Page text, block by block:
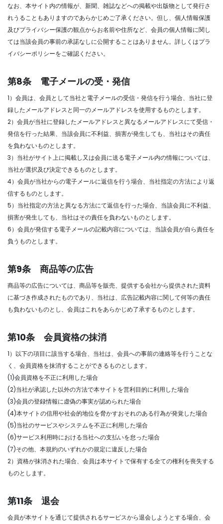
なお、本サイト内の情報が、新聞、雑誌などへの掲載や出版物として発行さ
れうることもありますのであらかじめご了承ください。但し、個人情報保護
及びプライバシー保護の観点からお名前や住所など、会員の個人情報に関し
ては当該会員の事前の承諾なしに公開することはありません。詳しくはプラ
イバシーポリシーをご確認ください。
第8条 電子メールの受・発信
1）会員は、会員として当社と電子メールの受信・発信を行う場合、当社に登
録したメールアドレスと同一のメールアドレスを使用するものとします。
2）会員が当社に登録したメールアドレスと異なるメールアドレスにて受信・
発信を行った結果、当該会員に不利益、損害が発生しても、当社はその責任
を負わないものとします。
3）当社がサイト上に掲載し又は会員に送る電子メール内の情報については、
当社が選択及び決定できるものとします。
4）会員が当社からの電子メールに返信を行う場合、当社指定の方法により返
信するものとします。
5）当社指定の方法と異なる方法にて返信を行った場合、当該会員に不利益、
損害が発生しても、当社はその責任を負わないものとします。
6）会員が発信する電子メールの記載内容については、当該会員が自ら責任を
負うものとします。
第9条 商品等の広告
商品等の広告については、商品等を販売、提供する会社から提供された資料
に基づき作成されたものであり、当社は、広告記載内容に関して何等の責任
も負わないものとし、会員はこれをあらかじめ了承するものとします。
第10条 会員資格の抹消
1）以下の項目に該当する場合、当社は、会員への事前の連絡等を行うことな
く、会員資格を抹消することができるものとします。
(1)会員資格を不正に利用した場合
(2)当社が承認した以外の方法で本サイトを営利目的に利用した場合
(3)会員の登録情報に虚偽の事実が認められた場合
(4)本サイトの信用や社会的地位を脅かすおそれのある行為が発覚した場合
(5)当社のサービスやシステムを不正に利用した場合
(6)サービス利用時における当社への支払いを怠った場合
(7)その他、本規約のいずれかの規定に違反した場合
2）資格が抹消された場合、会員は本サイトで保有する全ての権利を喪失する
ものとします。
第11条 退会
会員が本サイトを通じて提供されるサービスから退会しようとする場合、会